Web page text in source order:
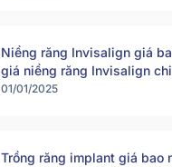
Niềng răng Invisalign giá
giá niềng răng Invisalign
01/01/2025
Trồng răng implant giá bao